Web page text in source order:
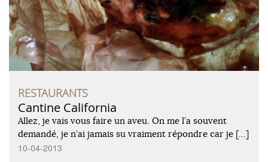
RESTAURANTS
Cantine California
Allez, je vais vous faire un aveu. On me l’a souvent
demandé, je n’ai jamais su vraiment répondre car je […]
10-04-2013